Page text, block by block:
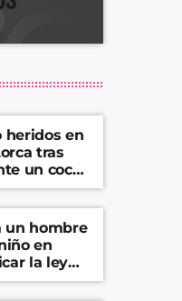
heridos en
tras
un coche
un hombre
en
la ley